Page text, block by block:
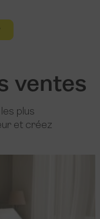
ventes
plus
et créez